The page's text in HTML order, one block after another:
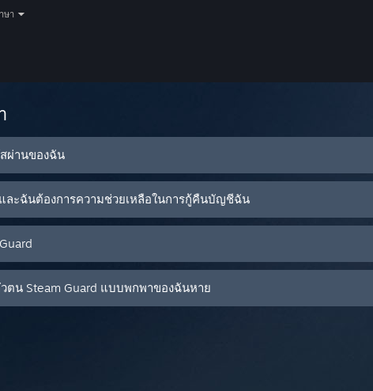
ษา
ผ่านของฉัน
ะฉันต้องการความช่วยเหลือในการกู้คืนบัญชีฉัน
ตน Steam Guard แบบพกพาของฉันหาย